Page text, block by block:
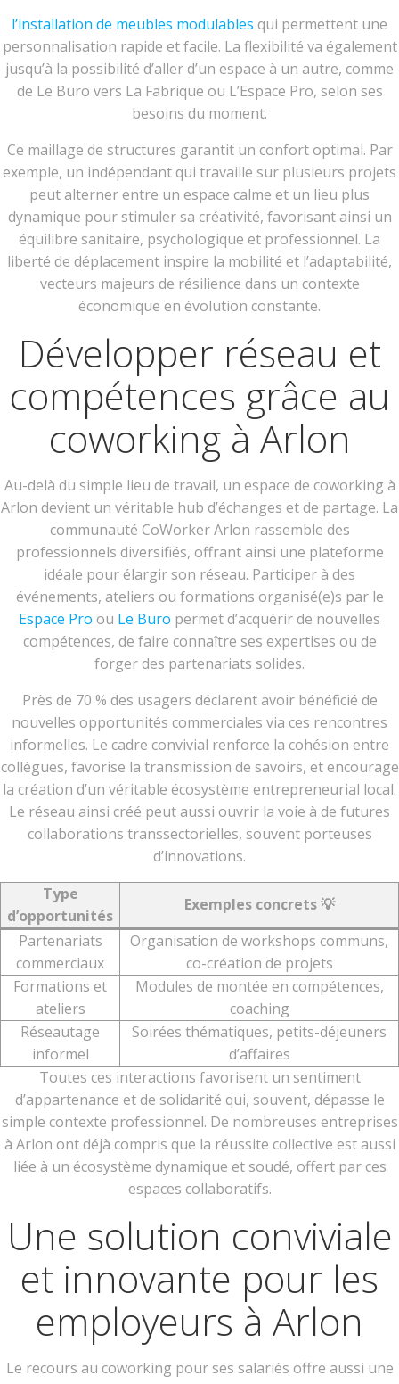
l’installation de meubles modulables qui permettent une
personnalisation rapide et facile. La flexibilité va également
jusqu’à la possibilité d’aller d’un espace à un autre, comme
de Le Buro vers La Fabrique ou L’Espace Pro, selon ses
besoins du moment.
Ce maillage de structures garantit un confort optimal. Par
exemple, un indépendant qui travaille sur plusieurs projets
peut alterner entre un espace calme et un lieu plus
dynamique pour stimuler sa créativité, favorisant ainsi un
équilibre sanitaire, psychologique et professionnel. La
liberté de déplacement inspire la mobilité et l’adaptabilité,
vecteurs majeurs de résilience dans un contexte
économique en évolution constante.
Développer réseau et
compétences grâce au
coworking à Arlon
Au-delà du simple lieu de travail, un espace de coworking à
Arlon devient un véritable hub d’échanges et de partage. La
communauté CoWorker Arlon rassemble des
professionnels diversifiés, offrant ainsi une plateforme
idéale pour élargir son réseau. Participer à des
événements, ateliers ou formations organisé(e)s par le
Espace Pro ou Le Buro permet d’acquérir de nouvelles
compétences, de faire connaître ses expertises ou de
forger des partenariats solides.
Près de 70 % des usagers déclarent avoir bénéficié de
nouvelles opportunités commerciales via ces rencontres
informelles. Le cadre convivial renforce la cohésion entre
collègues, favorise la transmission de savoirs, et encourage
la création d’un véritable écosystème entrepreneurial local.
Le réseau ainsi créé peut aussi ouvrir la voie à de futures
collaborations transsectorielles, souvent porteuses
d’innovations.
Type
d’opportunités
Exemples concrets 💡
Partenariats
commerciaux
Organisation de workshops communs,
co-création de projets
Formations et
ateliers
Modules de montée en compétences,
coaching
Réseautage
informel
Soirées thématiques, petits-déjeuners
d’affaires
Toutes ces interactions favorisent un sentiment
d’appartenance et de solidarité qui, souvent, dépasse le
simple contexte professionnel. De nombreuses entreprises
à Arlon ont déjà compris que la réussite collective est aussi
liée à un écosystème dynamique et soudé, offert par ces
espaces collaboratifs.
Une solution conviviale
et innovante pour les
employeurs à Arlon
Le recours au coworking pour ses salariés offre aussi une